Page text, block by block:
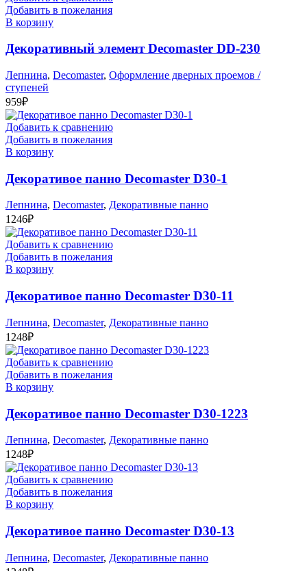
Добавить в пожелания
В корзину
Декоративный элемент Decomaster DD-230
Лепнина, Decomaster, Оформление дверных проемов /
ступеней
959₽
Добавить к сравнению
Добавить в пожелания
В корзину
Декоративое панно Decomaster D30-1
Лепнина, Decomaster, Декоративные панно
1246₽
Добавить к сравнению
Добавить в пожелания
В корзину
Декоративое панно Decomaster D30-11
Лепнина, Decomaster, Декоративные панно
1248₽
Добавить к сравнению
Добавить в пожелания
В корзину
Декоративое панно Decomaster D30-1223
Лепнина, Decomaster, Декоративные панно
1248₽
Добавить к сравнению
Добавить в пожелания
В корзину
Декоративое панно Decomaster D30-13
Лепнина, Decomaster, Декоративные панно